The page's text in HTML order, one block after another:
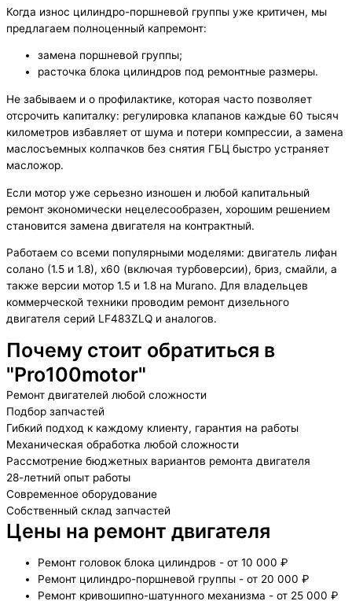
Когда износ цилиндро-поршневой группы уже критичен, мы
предлагаем полноценный капремонт:
замена поршневой группы;
расточка блока цилиндров под ремонтные размеры.
Не забываем и о профилактике, которая часто позволяет
отсрочить капиталку: регулировка клапанов каждые 60 тысяч
километров избавляет от шума и потери компрессии, а замена
маслосъемных колпачков без снятия ГБЦ быстро устраняет
масложор.
Если мотор уже серьезно изношен и любой капитальный
ремонт экономически нецелесообразен, хорошим решением
становится замена двигателя на контрактный.
Работаем со всеми популярными моделями: двигатель лифан
солано (1.5 и 1.8), х60 (включая турбоверсии), бриз, смайли, а
также версии мотор 1.5 и 1.8 на Murano. Для владельцев
коммерческой техники проводим ремонт дизельного
двигателя серий LF483ZLQ и аналогов.
Почему стоит обратиться в
"Pro100motor"
Ремонт двигателей любой сложности
Подбор запчастей
Гибкий подход к каждому клиенту, гарантия на работы
Механическая обработка любой сложности
Рассмотрение бюджетных вариантов ремонта двигателя
28-летний опыт работы
Современное оборудование
Собственный склад запчастей
Цены на ремонт двигателя
Ремонт головок блока цилиндров - от 10 000 ₽
Ремонт цилиндро-поршневой группы - от 20 000 ₽
Ремонт кривошипно-шатунного механизма - от 25 000 ₽